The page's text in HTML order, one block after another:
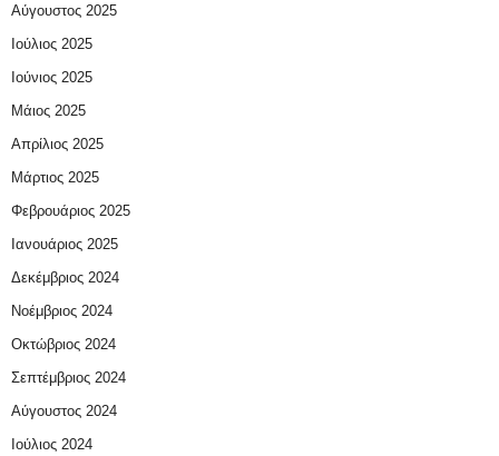
Αύγουστος 2025
Ιούλιος 2025
Ιούνιος 2025
Μάιος 2025
Απρίλιος 2025
Μάρτιος 2025
Φεβρουάριος 2025
Ιανουάριος 2025
Δεκέμβριος 2024
Νοέμβριος 2024
Οκτώβριος 2024
Σεπτέμβριος 2024
Αύγουστος 2024
Ιούλιος 2024